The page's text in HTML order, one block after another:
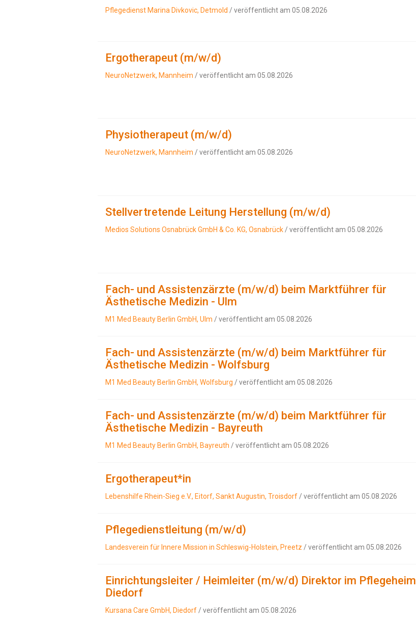
Pflegedienst Marina Divkovic, Detmold / veröffentlicht am 05.08.2026
Ergotherapeut (m/w/d)
NeuroNetzwerk, Mannheim / veröffentlicht am 05.08.2026
Physiotherapeut (m/w/d)
NeuroNetzwerk, Mannheim / veröffentlicht am 05.08.2026
Stellvertretende Leitung Herstellung (m/w/d)
Medios Solutions Osnabrück GmbH & Co. KG, Osnabrück / veröffentlicht am 05.08.2026
Fach- und Assistenzärzte (m/w/d) beim Marktführer für
Ästhetische Medizin - Ulm
M1 Med Beauty Berlin GmbH, Ulm / veröffentlicht am 05.08.2026
Fach- und Assistenzärzte (m/w/d) beim Marktführer für
Ästhetische Medizin - Wolfsburg
M1 Med Beauty Berlin GmbH, Wolfsburg / veröffentlicht am 05.08.2026
Fach- und Assistenzärzte (m/w/d) beim Marktführer für
Ästhetische Medizin - Bayreuth
M1 Med Beauty Berlin GmbH, Bayreuth / veröffentlicht am 05.08.2026
Ergotherapeut*in
Lebenshilfe Rhein-Sieg e.V., Eitorf, Sankt Augustin, Troisdorf / veröffentlicht am 05.08.2026
Pflegedienstleitung (m/w/d)
Landesverein für Innere Mission in Schleswig-Holstein, Preetz / veröffentlicht am 05.08.2026
Einrichtungsleiter / Heimleiter (m/w/d) Direktor im Pflegeheim
Diedorf
Kursana Care GmbH, Diedorf / veröffentlicht am 05.08.2026